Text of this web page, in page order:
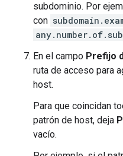
subdominio. Por
con
En el campo Prefijo
ruta de acceso para
host.
Para que coincidan
patrón de host, deja
vacío.